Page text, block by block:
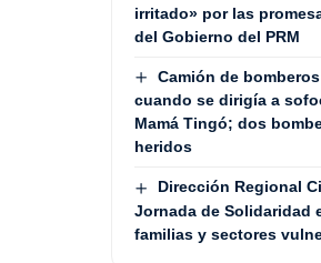
irritado» por las
del Gobierno del PRM
Camión de
cuando se dirigía a
Mamá Tingó; dos
heridos
Dirección Regional
Jornada de Solidaridad
familias y sectores